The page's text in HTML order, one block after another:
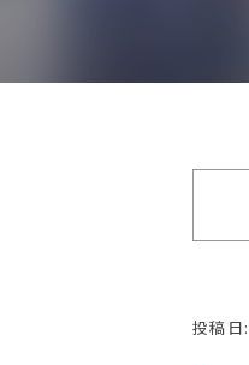
投稿日: